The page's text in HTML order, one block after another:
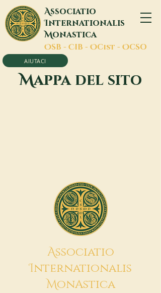
Associatio
Internationalis
Monastica
OSB - CIB - OCist - OCSO
AIUTACI
Mappa del sito
Associatio
Internationalis
MonAstica